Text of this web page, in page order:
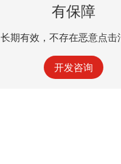
有保障
长期有效，不存在恶意点击
开发咨询